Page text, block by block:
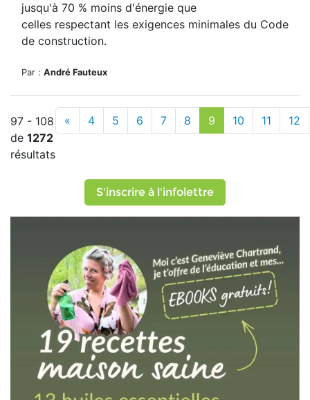
jusqu'à 70 % moins d'énergie que
celles respectant les exigences minimales du Code
de construction.
Par : André Fauteux
97 - 108
de 1272
résultats
« 4 5 6 7 8 9 10 11 12
S'inscrire à l'infolettre